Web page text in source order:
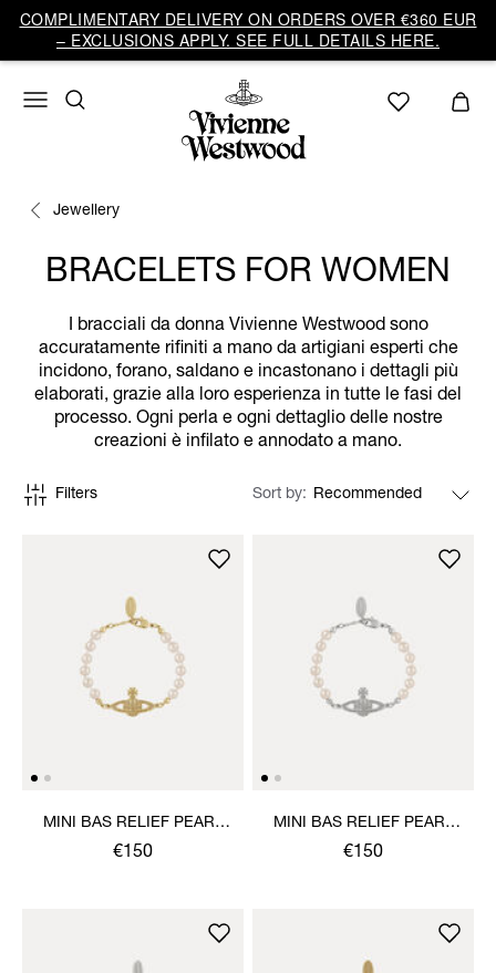
COMPLIMENTARY DELIVERY ON ORDERS OVER €360 EUR
– EXCLUSIONS APPLY. SEE FULL DETAILS HERE.
Jewellery
BRACELETS FOR WOMEN
I bracciali da donna Vivienne Westwood sono
accuratamente rifiniti a mano da artigiani esperti che
incidono, forano, saldano e incastonano i dettagli più
elaborati, grazie alla loro esperienza in tutte le fasi del
processo. Ogni perla e ogni dettaglio delle nostre
creazioni è infilato e annodato a mano.
Filters Sort by
MINI BAS RELIEF PEARL
BRACELET
€150
MINI BAS RELIEF PEARL
BRACELET
€150